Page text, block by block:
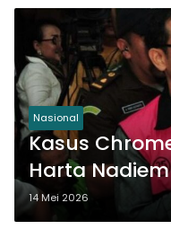
Nasional
Kasus
Harta
14 Mei 2026